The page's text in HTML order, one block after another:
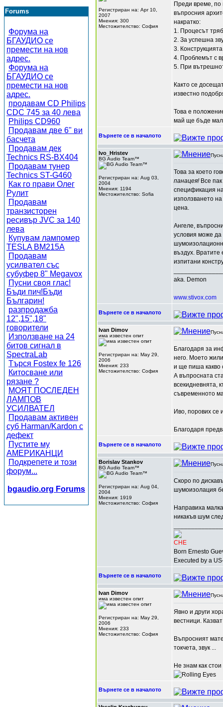
Forums
Форума на
БГАУДИО се
премести на нов
адрес.
Форума на
БГАУДИО се
премести на нов
адрес.
продавам CD Philips
CDC 745 за 40 лева
Philips CD960
Продавам две 6" ви
басчета
Продавам дек
Technics RS-BX404
Продавам тунер
Technics ST-G460
Как го прави Олег
Рулит
Продавам
транзисторен
ресивър JVC за 140
лева
Купувам лампомер
TESLA BM215A
Продавам
усилвател със
субуфер 8" Megavox
Пусни своя глас!
Бъди пич!Бъди
Българин!
разпродажба
12",15",18"
говорители
Използване на 24
битов сигнал в
SpectraLab
Търся Fostex fe 126
Китосване или
рязане ?
МОЯТ ПОСЛЕДЕН
ЛАМПОВ
УСИЛВАТЕЛ
Продавам активен
суб Harman/Kardon с
дефект
Пустите му
АМЕРИКАНЦИ
Подкрепете и този
форум...
bgaudio.org Forums
Регистриран на: Apr 10,
2007
Мнения: 300
Местожителство: София
Преди време, по
въпросния
накратко:
1. Процесът
2. За успешна
3.
4. Проблемът с
5. При
Както се
известно
Това е
май ще бъде
Върнете се в началото
Ivo_Hristev
BG Audio Team™
Регистриран на: Aug 03,
2004
Мнения: 1194
Местожителство: Sofia
Това за което
панацея!Все пак
спецификация
използването
цена.
Ангеле,
условия може да
въздух.
изпитани
aka. Demon
www.stivox.com
Върнете се в началото
Ivan Dimov
има известен опит
Регистриран на: May 29,
2006
Мнения: 233
Местожителство: София
Благодаря за
него. Моето
и ще пиша какво
А въпросната
всекидневнята,
съвременното
Иво, порових се
Благодаря
Върнете се в началото
Borislav Stankov
BG Audio Team™
Регистриран на: Aug 04,
2004
Мнения: 1919
Местожителство: София
Скоро по
шумоизолация
Направиха
никакъв шум
CHE
Born Ernesto
Executed by a
Върнете се в началото
Ivan Dimov
има известен опит
Регистриран на: May 29,
2006
Мнения: 233
Местожителство: София
Явно и други
вестници.
Въпросният
токчета, звук ...
Не знам как
Върнете се в началото